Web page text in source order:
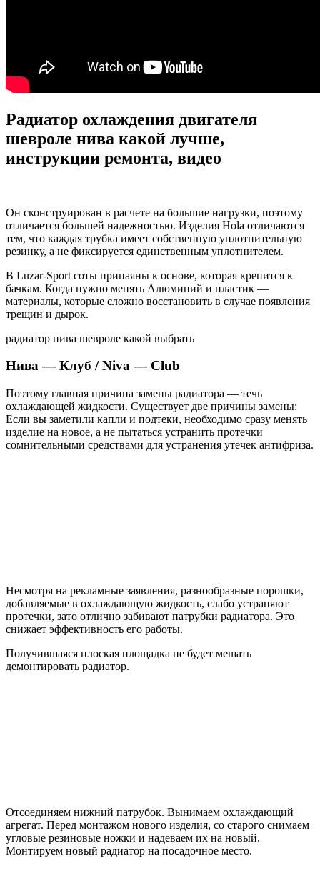
Радиатор охлаждения двигателя
шевроле нива какой лучше,
инструкции ремонта, видео
Он сконструирован в расчете на большие нагрузки, поэтому
отличается большей надежностью. Изделия Hola отличаются
тем, что каждая трубка имеет собственную уплотнительную
резинку, а не фиксируется единственным уплотнителем.
В Luzar-Sport соты припаяны к основе, которая крепится к
бачкам. Когда нужно менять Алюминий и пластик —
материалы, которые сложно восстановить в случае появления
трещин и дырок.
радиатор нива шевроле какой выбрать
Нива — Клуб / Niva — Club
Поэтому главная причина замены радиатора — течь
охлаждающей жидкости. Существует две причины замены:
Если вы заметили капли и подтеки, необходимо сразу менять
изделие на новое, а не пытаться устранить протечки
сомнительными средствами для устранения утечек антифриза.
Несмотря на рекламные заявления, разнообразные порошки,
добавляемые в охлаждающую жидкость, слабо устраняют
протечки, зато отлично забивают патрубки радиатора. Это
снижает эффективность его работы.
Получившаяся плоская площадка не будет мешать
демонтировать радиатор.
Отсоединяем нижний патрубок. Вынимаем охлаждающий
агрегат. Перед монтажом нового изделия, со старого снимаем
угловые резиновые ножки и надеваем их на новый.
Монтируем новый радиатор на посадочное место.